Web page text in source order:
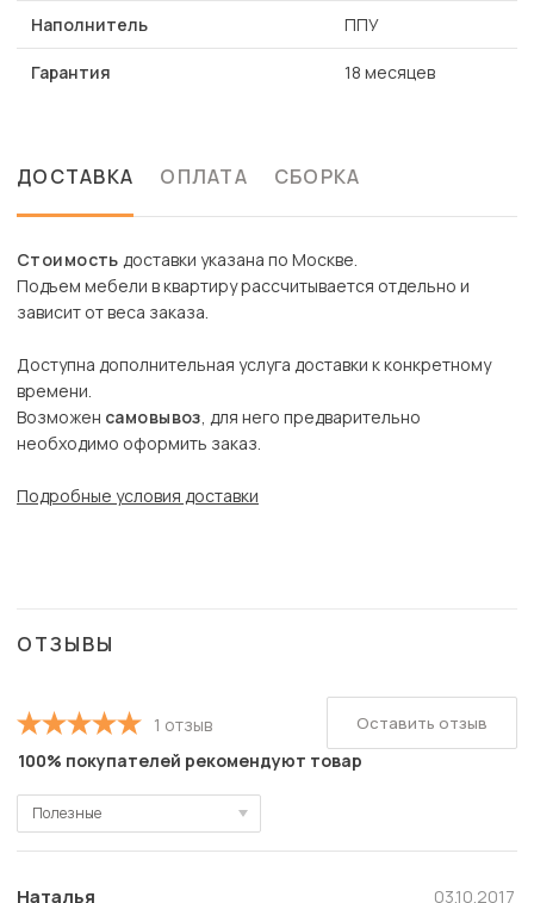
Наполнитель ППУ
Гарантия 18 месяцев
ДОСТАВКА ОПЛАТА СБОРКА
Стоимость доставки указана по Москве.
Подъем мебели в квартиру рассчитывается отдельно и
зависит от веса заказа.
Доступна дополнительная услуга доставки к конкретному
времени.
Возможен самовывоз, для него предварительно
необходимо оформить заказ.
Подробные условия доставки
ОТЗЫВЫ
1 отзыв
100% покупателей рекомендуют товар
Полезные
Полезные
Новые
Наталья 03.10.2017
Оставить отзыв